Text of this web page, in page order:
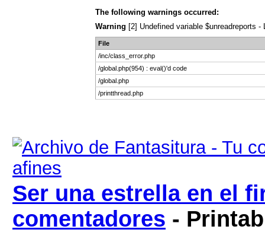
The following warnings occurred:
Warning [2] Undefined variable $unreadreports
File
/inc/class_error.php
/global.php(954) : eval()'d code
/global.php
/printthread.php
Ser una estrella en el
comentadores -